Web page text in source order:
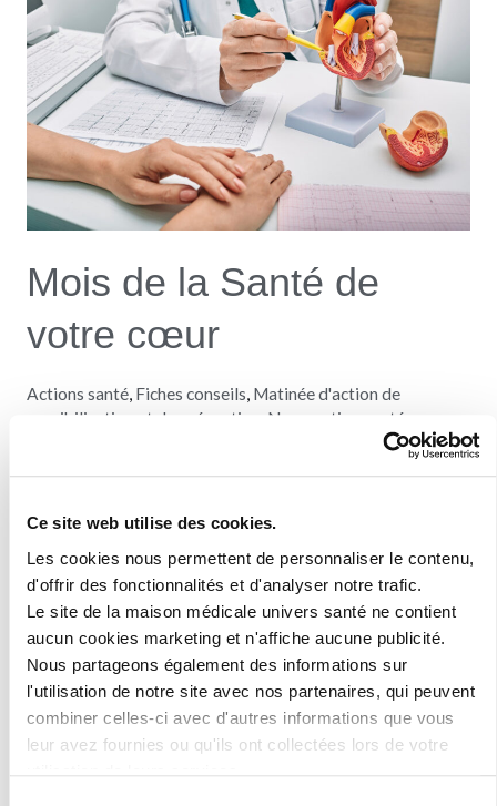
Ce site web utilise des cookies.
Les cookies nous permettent de personnaliser le contenu,
d'offrir des fonctionnalités et d'analyser notre trafic.
Le site de la maison médicale univers santé ne contient
aucun cookies marketing et n'affiche aucune publicité.
Nous partageons également des informations sur
l'utilisation de notre site avec nos partenaires, qui peuvent
combiner celles-ci avec d'autres informations que vous
leur avez fournies ou qu'ils ont collectées lors de votre
Mois de la Santé de
votre cœur
Actions santé, Fiches conseils Matinée d'action de
sensibilisation et de prévention
News action santé
Cliquez sur le site adéquat pour avoir plus d’informations.
Les maladies cardio-vasculaires représentent la 1ère cause
de décès en Belgique, on estime en effet qu’elles sont
responsables d’un tiers des décès chaque année. Comment
se
la
Santé
de
votre
cœur